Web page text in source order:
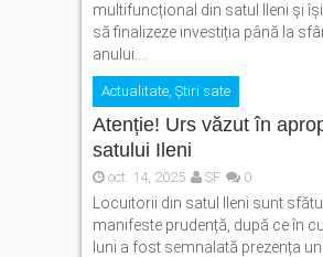
multifuncțional din satul Ileni și
să finalizeze investiția până la
anului....
Actualitate, Știri sate
Atenție! Urs văzut în
satului Ileni
oct. 14, 2025 SF 0
Locuitorii din satul Ileni sunt
manifeste prudență, după ce în
luni a fost semnalată prezența